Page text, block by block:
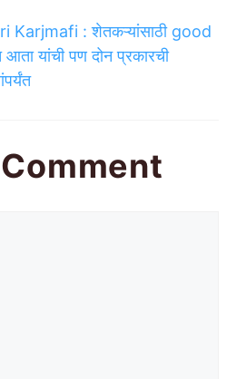
Karjmafi : शेतकऱ्यांसाठी good
यांची पण दोन प्रकारची